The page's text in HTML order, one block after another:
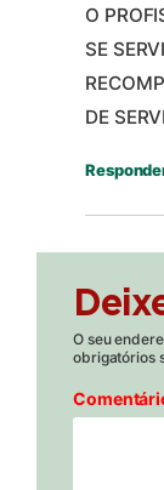
O
SE
DE
O seu
obrigatórios